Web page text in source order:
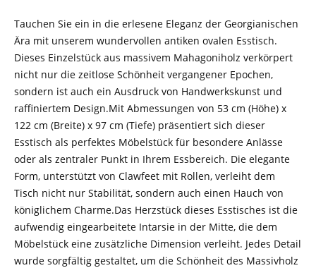
Tauchen Sie ein in die erlesene Eleganz der Georgianischen
Ära mit unserem wundervollen antiken ovalen Esstisch.
Dieses Einzelstück aus massivem Mahagoniholz verkörpert
nicht nur die zeitlose Schönheit vergangener Epochen,
sondern ist auch ein Ausdruck von Handwerkskunst und
raffiniertem Design.Mit Abmessungen von 53 cm (Höhe) x
122 cm (Breite) x 97 cm (Tiefe) präsentiert sich dieser
Esstisch als perfektes Möbelstück für besondere Anlässe
oder als zentraler Punkt in Ihrem Essbereich. Die elegante
Form, unterstützt von Clawfeet mit Rollen, verleiht dem
Tisch nicht nur Stabilität, sondern auch einen Hauch von
königlichem Charme.Das Herzstück dieses Esstisches ist die
aufwendig eingearbeitete Intarsie in der Mitte, die dem
Möbelstück eine zusätzliche Dimension verleiht. Jedes Detail
wurde sorgfältig gestaltet, um die Schönheit des Massivholz